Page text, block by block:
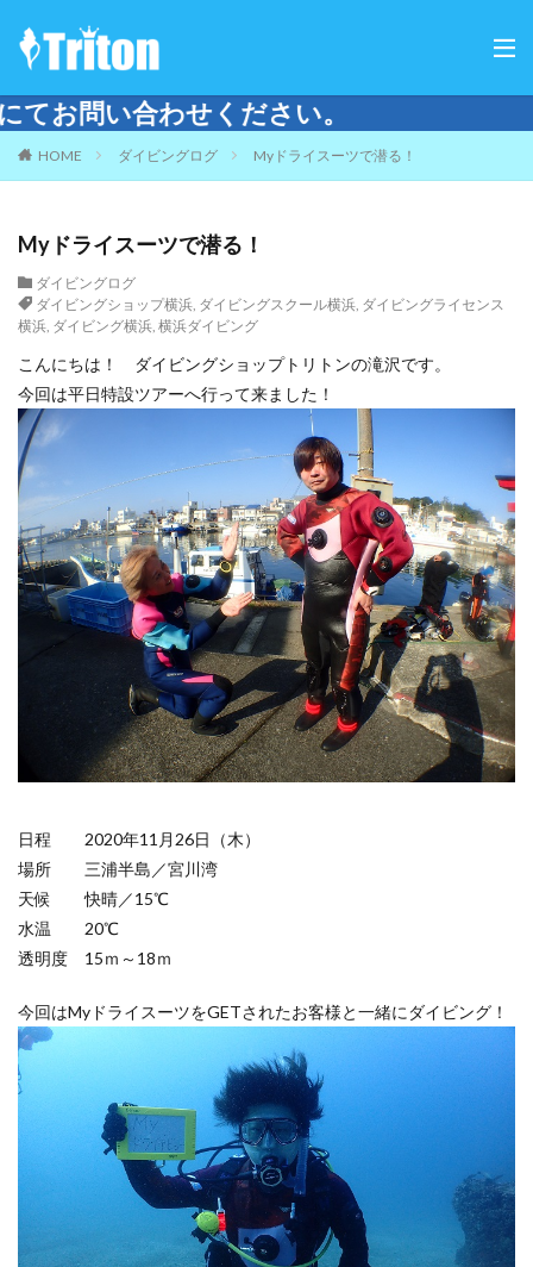
HOME ダイビングログ Myドライスーツで潜る！
Myドライスーツで潜る！
ダイビングログ
ダイビングショップ横浜, ダイビングスクール横浜, ダイビングライセンス
横浜, ダイビング横浜, 横浜ダイビング
こんにちは！ ダイビングショップトリトンの滝沢です。
今回は平日特設ツアーへ行って来ました！
日程 2020年11月26日（木）
場所 三浦半島／宮川湾
天候 快晴／15℃
水温 20℃
透明度 15ｍ～18ｍ
今回はMyドライスーツをGETされたお客様と一緒にダイビング！